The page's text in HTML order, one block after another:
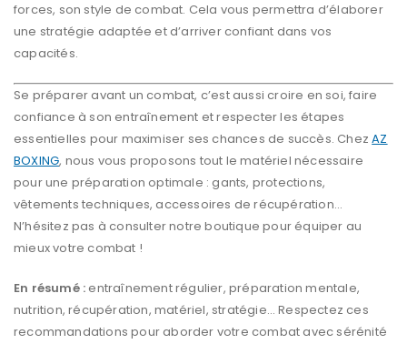
forces, son style de combat. Cela vous permettra d’élaborer
une stratégie adaptée et d’arriver confiant dans vos
capacités.
Se préparer avant un combat, c’est aussi croire en soi, faire
confiance à son entraînement et respecter les étapes
essentielles pour maximiser ses chances de succès. ChezAZ
BOXING, nous vous proposons tout le matériel nécessaire
pour une préparation optimale : gants, protections,
vêtements techniques, accessoires de récupération…
N’hésitez pas à consulter notre boutique pour équiper au
mieux votre combat !
En résumé : entraînement régulier, préparation mentale,
nutrition, récupération, matériel, stratégie… Respectez ces
recommandations pour aborder votre combat avec sérénité